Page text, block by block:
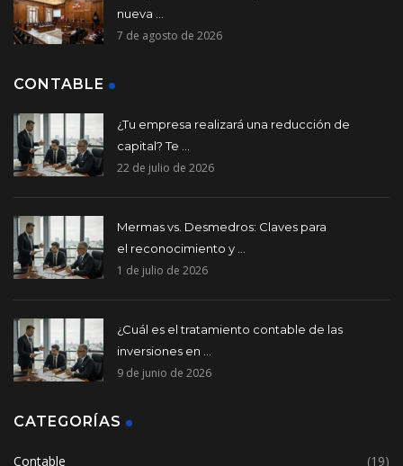
nueva ...
7 de agosto de 2026
CONTABLE
¿Tu empresa realizará una reducción de
capital? Te ...
22 de julio de 2026
Mermas vs. Desmedros: Claves para
el reconocimiento y ...
1 de julio de 2026
¿Cuál es el tratamiento contable de las
inversiones en ...
9 de junio de 2026
CATEGORÍAS
Contable (19)